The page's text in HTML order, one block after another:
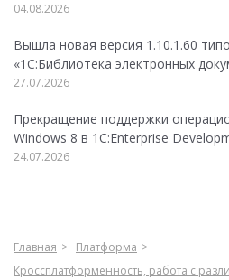
04.08.2026
Вышла новая версия 1.10.1.60
«1С:Библиотека электронных
27.07.2026
Прекращение поддержки
Windows 8 в 1C:Enterprise
24.07.2026
Главная
Платформа
Кроссплатформенность, работа с